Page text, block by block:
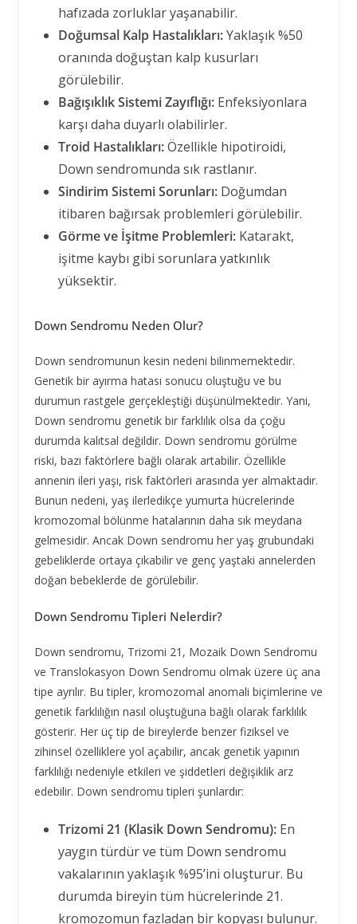
hafızada zorluklar yaşanabilir.
Doğumsal Kalp Hastalıkları:Yaklaşık %50
oranında doğuştan kalp kusurları
görülebilir.
Bağışıklık Sistemi Zayıflığı:Enfeksiyonlara
karşı daha duyarlı olabilirler.
Troid Hastalıkları:Özellikle hipotiroidi,
Down sendromunda sık rastlanır.
Sindirim Sistemi Sorunları:Doğumdan
itibaren bağırsak problemleri görülebilir.
Görme ve İşitme Problemleri:Katarakt,
işitme kaybı gibi sorunlara yatkınlık
yüksektir.
Down Sendromu Neden Olur?
Down sendromunun kesin nedeni bilinmemektedir.
Genetik bir ayırma hatası sonucu oluştuğu ve bu
durumun rastgele gerçekleştiği düşünülmektedir. Yani,
Down sendromu genetik bir farklılık olsa da çoğu
durumda kalıtsal değildir. Down sendromu görülme
riski, bazı faktörlere bağlı olarak artabilir. Özellikle
annenin ileri yaşı, risk faktörleri arasında yer almaktadır.
Bunun nedeni, yaş ilerledikçe yumurta hücrelerinde
kromozomal bölünme hatalarının daha sık meydana
gelmesidir. Ancak Down sendromu her yaş grubundaki
gebeliklerde ortaya çıkabilir ve genç yaştaki annelerden
doğan bebeklerde de görülebilir.
Down Sendromu Tipleri Nelerdir?
Down sendromu, Trizomi 21, Mozaik Down Sendromu
ve Translokasyon Down Sendromu olmak üzere üç ana
tipe ayrılır. Bu tipler, kromozomal anomali biçimlerine ve
genetik farklılığın nasıl oluştuğuna bağlı olarak farklılık
gösterir. Her üç tip de bireylerde benzer fiziksel ve
zihinsel özelliklere yol açabilir, ancak genetik yapının
farklılığı nedeniyle etkileri ve şiddetleri değişiklik arz
edebilir. Down sendromu tipleri şunlardır:
Trizomi 21 (Klasik Down Sendromu):En
yaygın türdür ve tüm Down sendromu
vakalarının yaklaşık %95’ini oluşturur. Bu
durumda bireyin tüm hücrelerinde 21.
kromozomun fazladan bir kopyası bulunur.